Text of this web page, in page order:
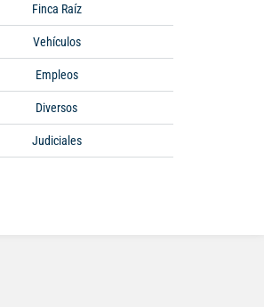
Finca Raíz
Vehículos
Empleos
Diversos
Judiciales